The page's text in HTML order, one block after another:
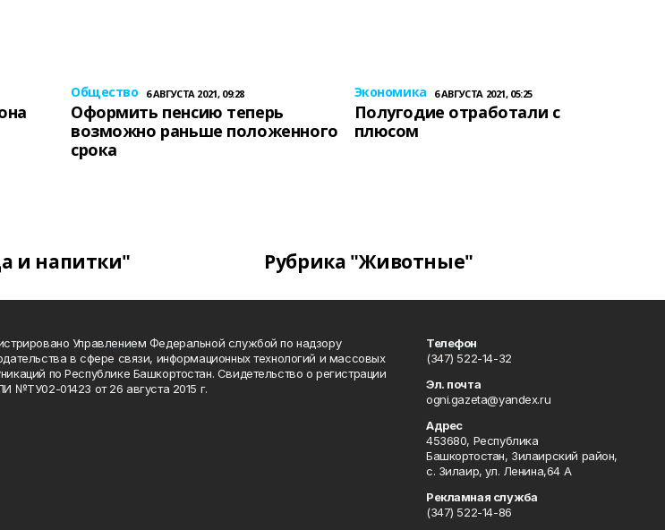
Общество 6 АВГУСТА 2021, 09:28
Оформить пенсию теперь
возможно раньше положенного
срока
Экономика 6 АВГУСТА 2021, 05:25
Полугодие отработали с
плюсом
и напитки" Рубрика "Животные"
Управлением Федеральной службой по надзору
в сфере связи, информационных технологий и массовых
по Республике Башкортостан. Свидетельство о регистрации
№ТУ02-01423 от 26 августа 2015 г.
Телефон
(347) 522-14-32
Эл. почта
ogni.gazeta@yandex.ru
Адрес
453680, Республика
Башкортостан, Зилаирский район,
с. Зилаир, ул. Ленина,64 А
Рекламная служба
(347) 522-14-86